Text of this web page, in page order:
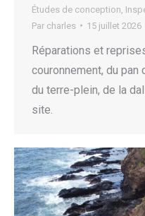
Études de conception
Par charles 15 juillet 2026
Réparations et
couronnement, du pan
du terre-plein, de la
site.